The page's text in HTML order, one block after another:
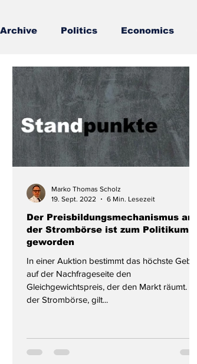
Archive Politics Economics
Der Preisbildungsmechanismus an
der Strombörse ist zum Politikum
geworden
In einer Auktion bestimmt das höchste Gebot
auf der Nachfrageseite den
Gleichgewichtspreis, der den Markt räumt. An
der Strombörse, gilt...
Marko Thomas Scholz
19. Sept. 2022
6 Min. Lesezeit